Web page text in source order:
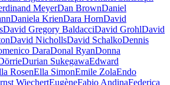
MeyerDan BrownDaniel
Daniela KrienDara HornDavid
David Gregory BaldacciDavid GrohlDavid
David NichollsDavid SchalkoDennis
DaraDonal RyanDonna
Durian SukegawaEdward
RosenElla SimonEmile ZolaEndo
WiechertEugèneFabio AndinaFederica